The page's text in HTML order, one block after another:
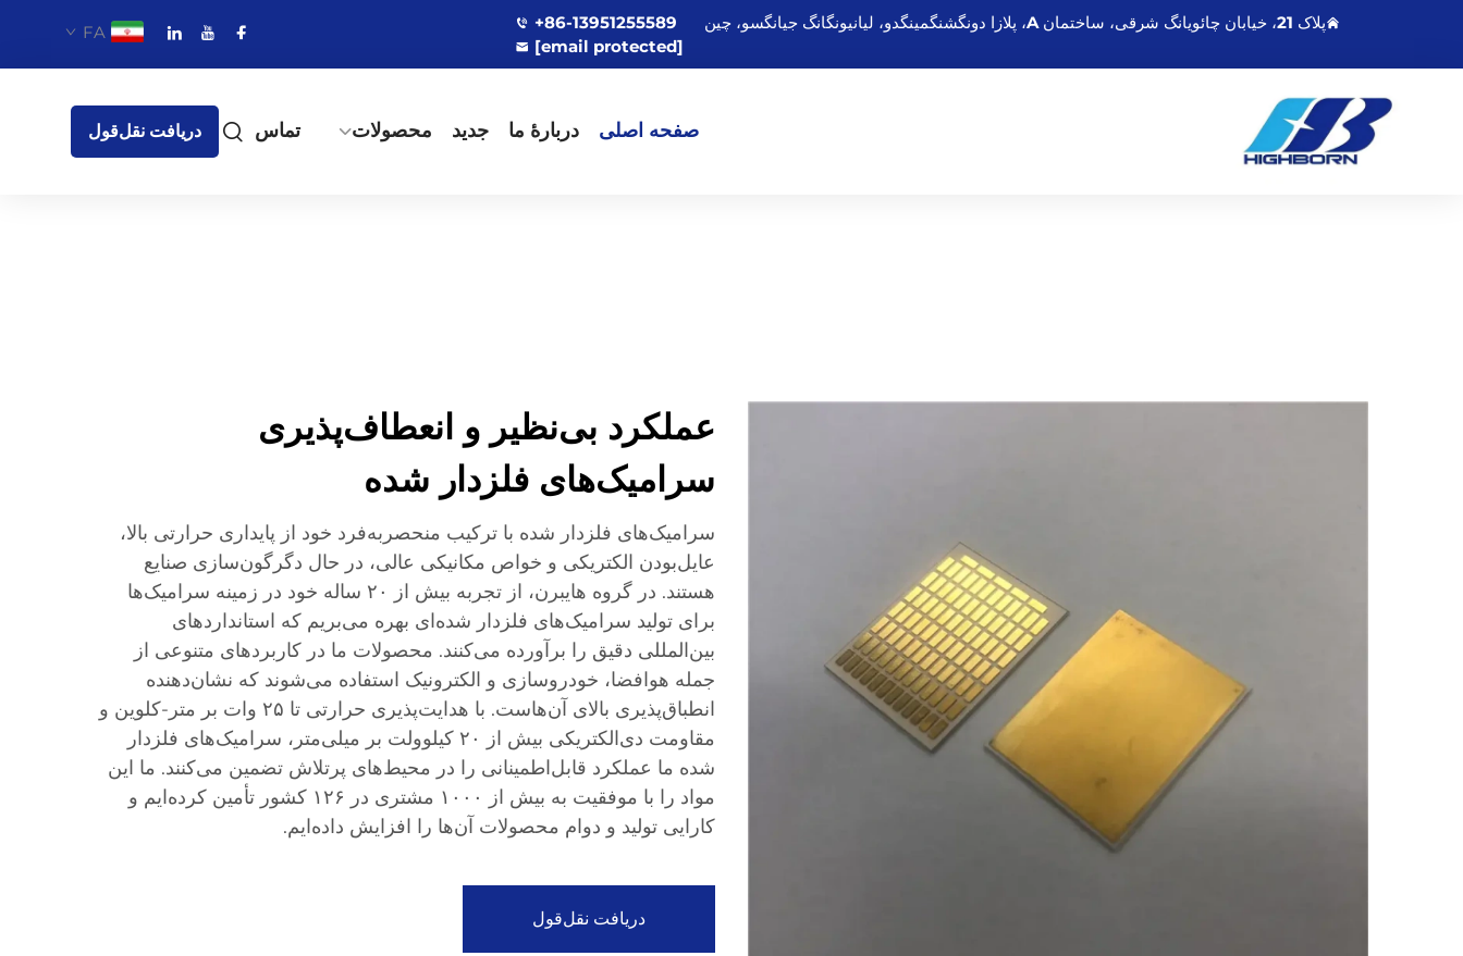
پلاک 21، خیابان چائویانگ شرقی، ساختمان A، پلازا دونگشنگمینگدو، لیانیونگانگ جیانگسو، چین
+86-13951255589
[email protected]
FA
صفحه اصلی دربارهٔ ما جدید محصولات تماس دریافت نقل‌قول
عملکرد بی‌نظیر و انعطاف‌پذیری
سرامیک‌های فلزدار شده
سرامیک‌های فلزدار شده با ترکیب منحصربه‌فرد خود از پایداری حرارتی بالا،
عایل‌بودن الکتریکی و خواص مکانیکی عالی، در حال دگرگون‌سازی صنایع
هستند. در گروه هایبرن، از تجربه بیش از ۲۰ ساله خود در زمینه سرامیک‌ها
برای تولید سرامیک‌های فلزدار شده‌ای بهره می‌بریم که استانداردهای
بین‌المللی دقیق را برآورده می‌کنند. محصولات ما در کاربردهای متنوعی از
جمله هوافضا، خودروسازی و الکترونیک استفاده می‌شوند که نشان‌دهنده
انطباق‌پذیری بالای آن‌هاست. با هدایت‌پذیری حرارتی تا ۲۵ وات بر متر-کلوین و
مقاومت دی‌الکتریکی بیش از ۲۰ کیلوولت بر میلی‌متر، سرامیک‌های فلزدار
شده ما عملکرد قابل‌اطمینانی را در محیط‌های پرتلاش تضمین می‌کنند. ما این
مواد را با موفقیت به بیش از ۱۰۰۰ مشتری در ۱۲۶ کشور تأمین کرده‌ایم و
کارایی تولید و دوام محصولات آن‌ها را افزایش داده‌ایم.
دریافت نقل‌قول